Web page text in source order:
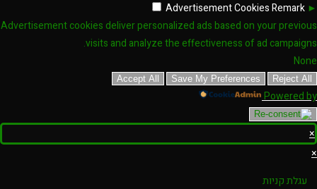
►
Advertisement CookiesRemark
Advertisement cookies deliver personalized ads based on your previous
visits and analyze the effectiveness of ad campaigns.
None
Reject All
Save My Preferences
Accept All
Powered by
×
×
עגלת קניות